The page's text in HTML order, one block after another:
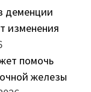
деменции
изменения
помочь
железы